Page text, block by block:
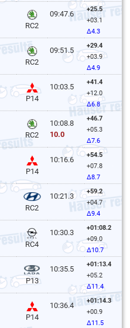
RC2
09:47.6
+25.5
+03.1
Δ4.3
RC2
09:51.5
+29.4
+03.9
Δ4.9
P14
10:03.5
+41.4
+12.0
Δ6.8
RC2
10:08.8
10.0
+46.7
+05.3
Δ7.6
P14
10:16.6
+54.5
+07.8
Δ8.7
RC2
10:21.3
+59.2
+04.7
Δ9.4
RC4
10:30.3
+01:08.2
+09.0
Δ10.7
P13
10:35.5
+01:13.4
+05.2
Δ11.4
P14
10:36.4
+01:14.3
+00.9
Δ11.5